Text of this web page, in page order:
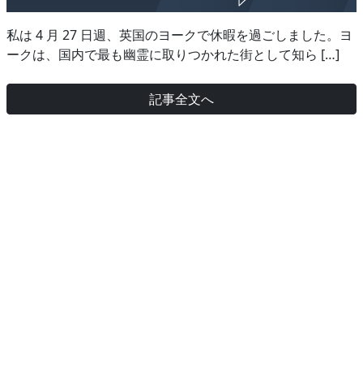
私は 4 月 27 日週、英国のヨークで休暇を過ごしました。ヨ
ークは、国内で最も幽霊に取りつかれた街として知ら […]
記事全文へ